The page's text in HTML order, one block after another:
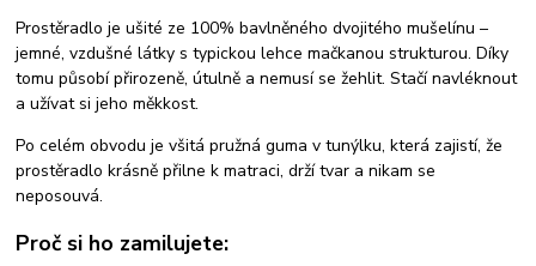
Prostěradlo je ušité ze 100% bavlněného dvojitého mušelínu –
jemné, vzdušné látky s typickou lehce mačkanou strukturou. Díky
tomu působí přirozeně, útulně a nemusí se žehlit. Stačí navléknout
a užívat si jeho měkkost.
Po celém obvodu je všitá pružná guma v tunýlku, která zajistí, že
prostěradlo krásně přilne k matraci, drží tvar a nikam se
neposouvá.
Proč si ho zamilujete: